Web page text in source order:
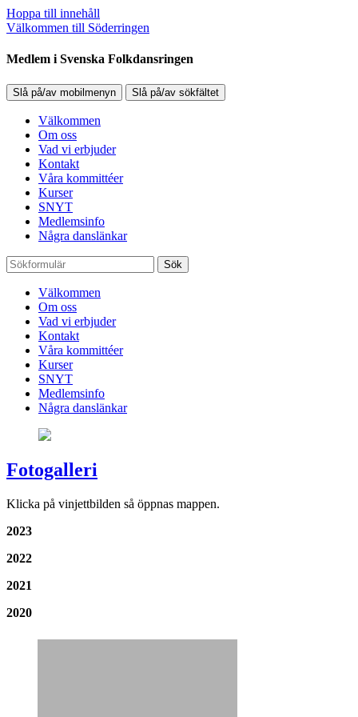
Hoppa till innehåll
Välkommen till Söderringen
Medlem i Svenska Folkdansringen
Slå på/av mobilmenyn Slå på/av sökfältet
Välkommen
Om oss
Vad vi erbjuder
Kontakt
Våra kommittéer
Kurser
SNYT
Medlemsinfo
Några danslänkar
Sök
Välkommen
Om oss
Vad vi erbjuder
Kontakt
Våra kommittéer
Kurser
SNYT
Medlemsinfo
Några danslänkar
Fotogalleri
Klicka på vinjettbilden så öppnas mappen.
2023
2022
2021
2020